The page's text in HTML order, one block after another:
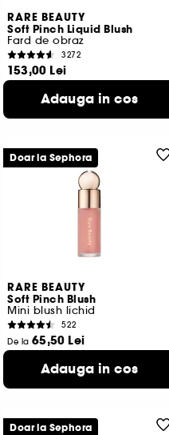
RARE BEAUTY
Soft Pinch Liquid Blush
Fard de obraz
3272
153,00 Lei
2.040,00 Lei
14 variante disponibile
Adauga in cos
RARE BEAUTY
Soft Pinch Blush
Mini blush lichid
522
De la 65,50 Lei
3.156,25 Lei
6 variante disponibile
Adauga in cos
Doar la Sephora
Doar la Sephora